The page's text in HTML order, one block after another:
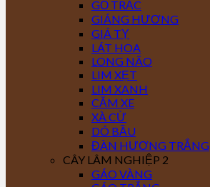
GỖ TRẮC
GIÁNG HƯƠNG
GIÁ TỴ
LÁT HOA
LONG NÃO
LIM XẸT
LIM XANH
CĂM XE
XÀ CỪ
DÓ BẦU
ĐÀN HƯƠNG TRẮNG
CÂY LÂM NGHIỆP 2
GÁO VÀNG